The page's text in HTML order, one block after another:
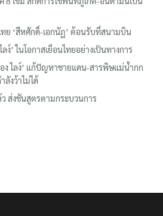
ไทย ‘สีหศักดิ์-เอกนัฏ’ ต้อนรับที่สนามบิน
’ ในโอกาสเยือนไทยอย่างเป็นทางการ
ง ไลง์’ แก้ปัญหาชายแดน-สารพิษแม่น้ำกก
ลังว้าไม่ได้
ว ส่งชันสูตรตามกระบวนการ